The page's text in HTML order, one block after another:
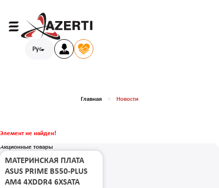
Рус
Главная Новости
Элемент не найден!
Акционные товары
МАТЕРИНСКАЯ ПЛАТА
ASUS PRIME B550-PLUS
AM4 4XDDR4 6XSATA